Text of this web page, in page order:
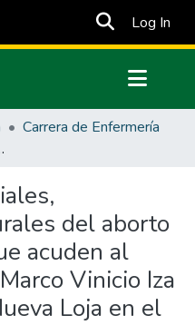
Log In
Carrera de Enfermería
De Nueva Loja en el periodo julio 2011
del aborto
acuden al
Vinicio Iza
Loja en el